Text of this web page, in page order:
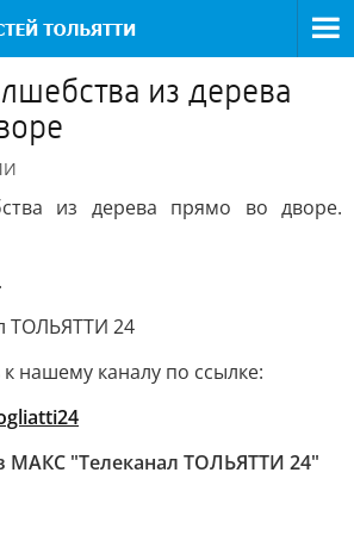
из дерева
из дерева прямо во дворе.
ТОЛЬЯТТИ 24
нашему каналу по ссылке:
МАКС "Телеканал ТОЛЬЯТТИ 24"